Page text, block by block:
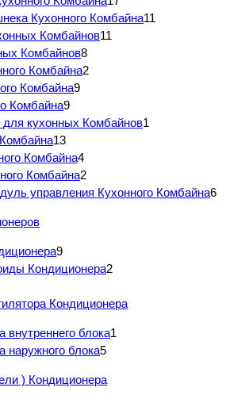
Кухонного Комбайна11
Комбайнов11
Комбайнов8
Комбайна2
Комбайна9
Комбайна9
кухонных Комбайнов1
13
Комбайна4
Комбайна2
управления Кухонного Комбайна6
9
Кондиционера2
Кондиционера
внутреннего блока1
наружного блока5
) Кондиционера